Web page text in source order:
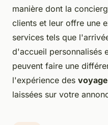
manière dont la
clients et leur offre une
services tels que
d'accueil personnalisés
peuvent faire une
l'expérience des
laissées sur votre